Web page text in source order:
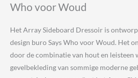
Who voor Woud
Het Array Sideboard Dressoir is
design buro Says Who voor Woud. Het
door de combinatie van hout en leisteen
gevelbekleding van sommige moderne